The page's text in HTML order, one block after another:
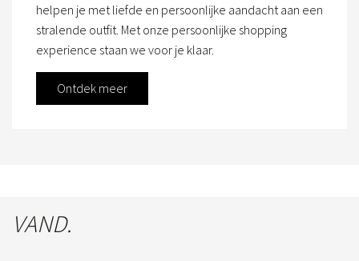
helpen je met liefde en persoonlijke aandacht aan een
stralende outfit. Met onze persoonlijke shopping
experience staan we voor je klaar.
Ontdek meer
VAND.